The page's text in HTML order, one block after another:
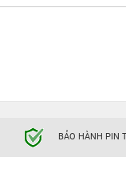
BẢO HÀNH PIN